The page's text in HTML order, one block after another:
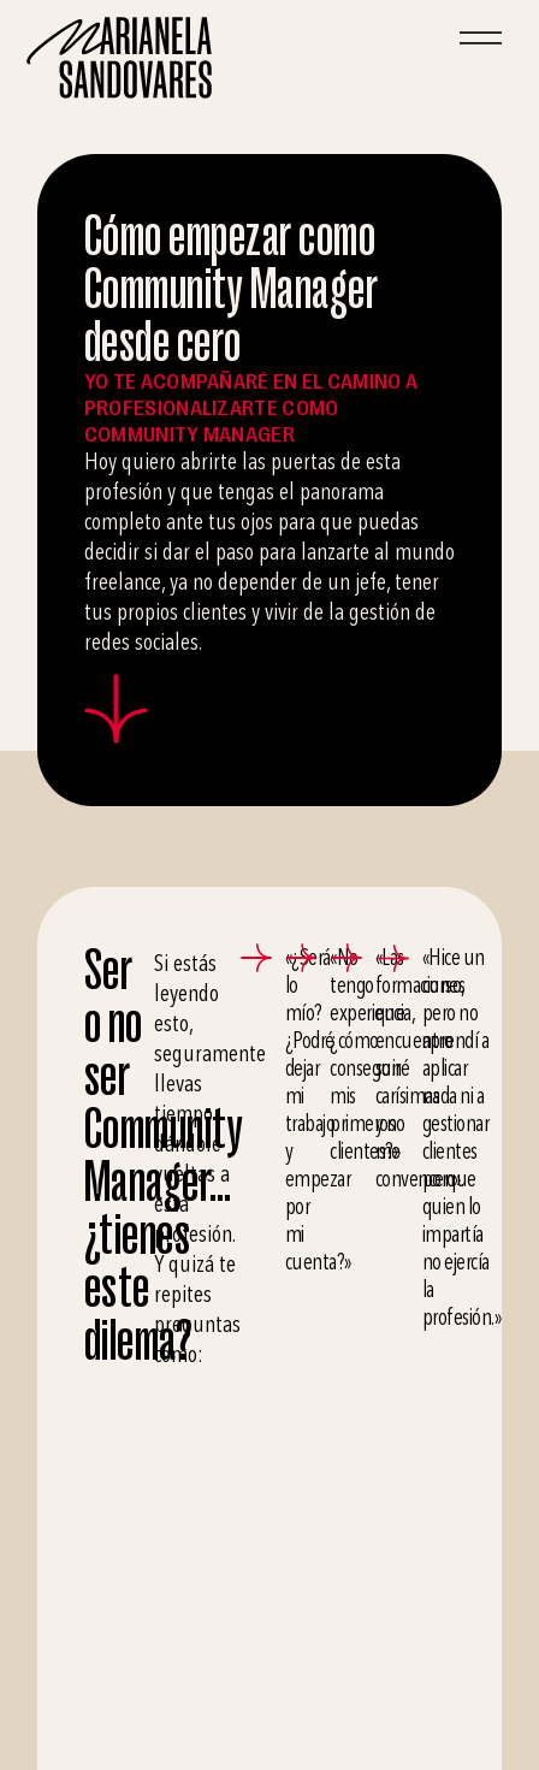
Cómo empezar como
Community Manager
desde cero
YO TE ACOMPAÑARÉ EN EL CAMINO A
PROFESIONALIZARTE COMO
COMMUNITY MANAGER
Hoy quiero abrirte las puertas de esta
profesión y que tengas el panorama
completo ante tus ojos para que puedas
decidir si dar el paso para lanzarte al mundo
freelance, ya no depender de un jefe, tener
tus propios clientes y vivir de la gestión de
redes sociales.
Ser
o no
ser
Community
Manager…
¿tienes
este
dilema?
Si estás
leyendo
esto,
seguramente
llevas
tiempo
dándole
vueltas a
esta
profesión.
Y quizá te
repites
preguntas
como:
«¿Será
lo
mío?
¿Podré
dejar
mi
trabajo
y
empezar
por
mi
cuenta?»
«No
tengo
experiencia,
¿cómo
conseguiré
mis
primeros
clientes?»
«Las
formaciones
que
encuentro
son
carísimas
y no
me
convencen».
«Hice un
curso,
pero no
aprendí a
aplicar
nada ni a
gestionar
clientes
porque
quien lo
impartía
no ejercía
la
profesión.»